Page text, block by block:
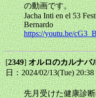
の動画です。
Jacha Inti en el 53
Bernardo
https://youtu.be/
[2349]オルロのカルナバ
日：2024/02/13(Tue)
先月受けた健康診